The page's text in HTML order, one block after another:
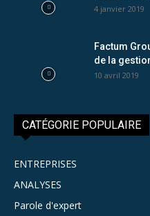
4 janvier 2019
Factum
de la
10 avril 2019
CATÉGORIE POPULAIRE
ENTREPRISES
ANALYSES
Parole d'expert